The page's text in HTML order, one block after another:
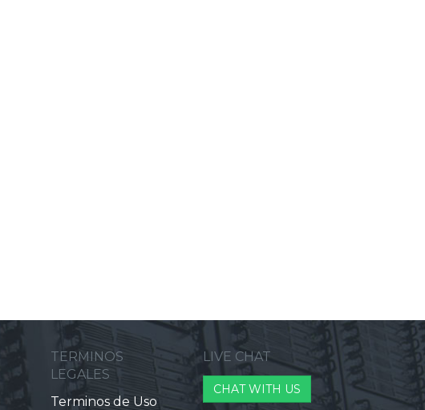
TERMINOS
LEGALES
Terminos de Uso
LIVE CHAT
CHAT WITH US